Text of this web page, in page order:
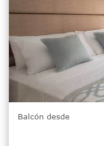
Balcón desde